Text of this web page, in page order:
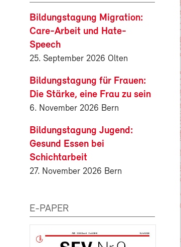
Bildungstagung Migration:
Care-Arbeit und Hate-
Speech
25. September 2026 Olten
Bildungstagung für Frauen:
Die Stärke, eine Frau zu sein
6. November 2026 Bern
Bildungstagung Jugend:
Gesund Essen bei
Schichtarbeit
27. November 2026 Bern
E-PAPER